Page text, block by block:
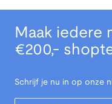
Maak iedere
€200,-
Schrijf je nu in op onze
Your Email